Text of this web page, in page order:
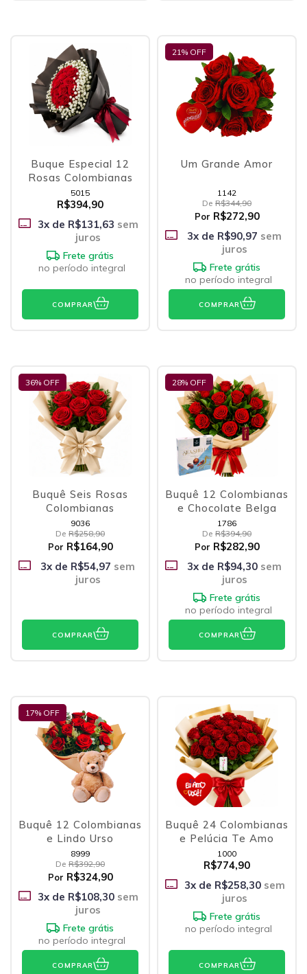
Buque Especial 12
Rosas Colombianas
5015
R$394,90
3x de R$131,63 sem
juros
Frete grátis
no período integral
COMPRAR
21% OFF
Um Grande Amor
1142
De R$344,90
Por R$272,90
3x de R$90,97 sem
juros
Frete grátis
no período integral
COMPRAR
36% OFF
Buquê Seis Rosas
Colombianas
9036
De R$258,90
Por R$164,90
3x de R$54,97 sem
juros
COMPRAR
28% OFF
Buquê 12 Colombianas
e Chocolate Belga
1786
De R$394,90
Por R$282,90
3x de R$94,30 sem
juros
Frete grátis
no período integral
COMPRAR
17% OFF
Buquê 12 Colombianas
e Lindo Urso
8999
De R$392,90
Por R$324,90
3x de R$108,30sem
juros
Frete grátis
no período integral
COMPRAR
Buquê 24 Colombianas
e Pelúcia Te Amo
1000
R$774,90
3x de R$258,30sem
juros
Frete grátis
no período integral
COMPRAR